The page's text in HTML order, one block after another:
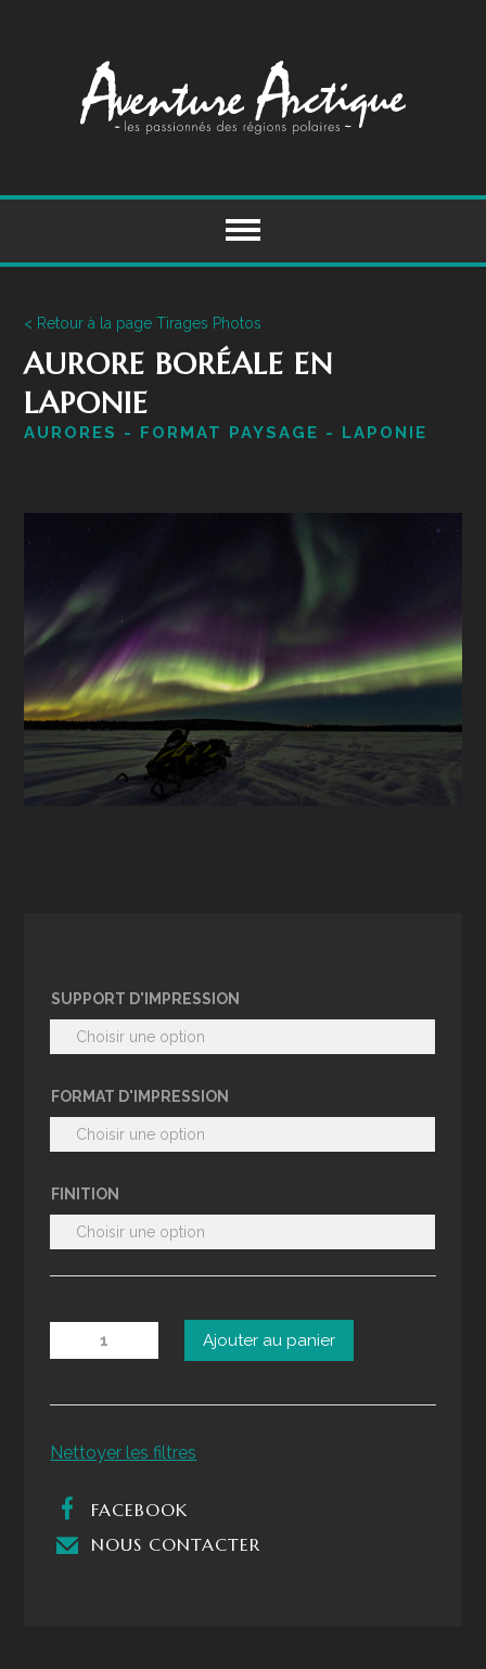
content
< Retour à la page Tirages Photos
AURORE BORÉALE EN
LAPONIE
AURORES - FORMAT PAYSAGE - LAPONIE
SUPPORT D'IMPRESSION
FORMAT D'IMPRESSION
FINITION
quantité
de
boréale
Laponie
Ajouter au panier
Nettoyer les filtres
FACEBOOK
NOUS CONTACTER